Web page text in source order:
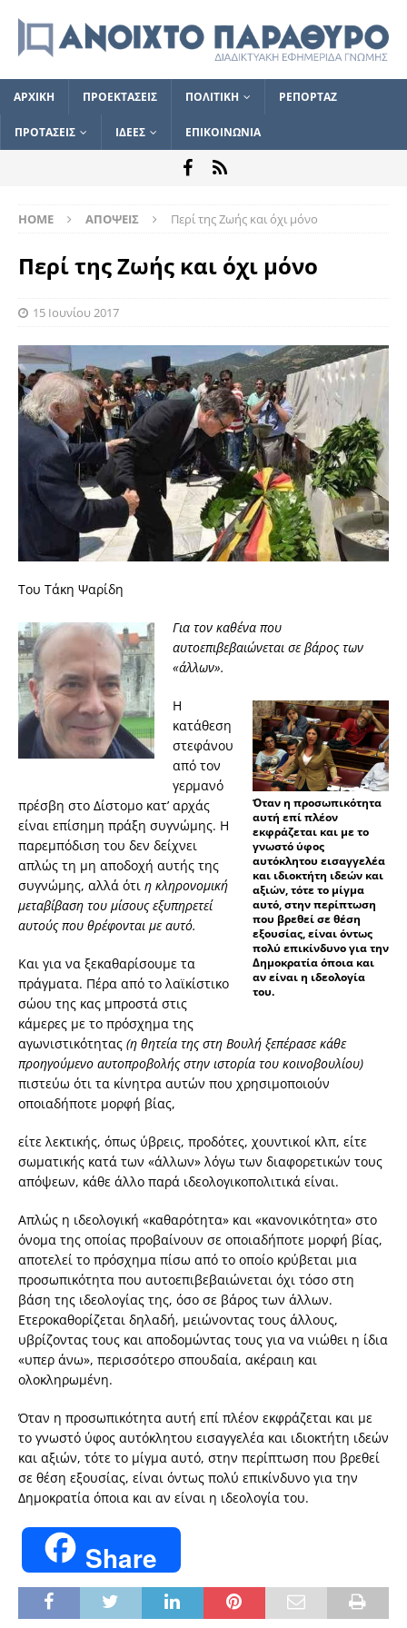
ΑΡΧΙΚΗ ΠΡΟΕΚΤΑΣΕΙΣ ΠΟΛΙΤΙΚΗ ΡΕΠΟΡΤΑΖ
ΠΡΟΤΑΣΕΙΣ ΙΔΕΕΣ ΕΠΙΚΟΙΝΩΝΙΑ
HOME ΑΠΟΨΕΙΣ Περί της Ζωής και όχι μόνο
Περί της Ζωής και όχι μόνο
15 Ιουνίου 2017
Toυ Τάκη Ψαρίδη
Για τον καθένα που
αυτοεπιβεβαιώνεται σε βάρος των
«άλλων».
Όταν η προσωπικότητα
αυτή επί πλέον
εκφράζεται και με το
γνωστό ύφος
αυτόκλητου εισαγγελέα
και ιδιοκτήτη ιδεών και
αξιών, τότε το μίγμα
αυτό, στην περίπτωση
που βρεθεί σε θέση
εξουσίας, είναι όντως
πολύ επικίνδυνο για την
Δημοκρατία όποια και
αν είναι η ιδεολογία
του.
Η
κατάθεση
στεφάνου
από τον
γερμανό
πρέσβη στο Δίστομο κατ’ αρχάς
είναι επίσημη πράξη συγνώμης. Η
παρεμπόδιση του δεν δείχνει
απλώς τη μη αποδοχή αυτής της
συγνώμης, αλλά ότι η κληρονομική
μεταβίβαση του μίσους εξυπηρετεί
αυτούς που θρέφονται με αυτό.
Και για να ξεκαθαρίσουμε τα
πράγματα. Πέρα από το λαϊκίστικο
σώου της κας μπροστά στις
κάμερες με το πρόσχημα της
αγωνιστικότητας (η θητεία της στη Βουλή ξεπέρασε κάθε
προηγούμενο αυτοπροβολής στην ιστορία του κοινοβουλίου)
πιστεύω ότι τα κίνητρα αυτών που χρησιμοποιούν
οποιαδήποτε μορφή βίας,
είτε λεκτικής, όπως ύβρεις, προδότες, χουντικοί κλπ, είτε
σωματικής κατά των «άλλων» λόγω των διαφορετικών τους
απόψεων, κάθε άλλο παρά ιδεολογικοπολιτικά είναι.
Απλώς η ιδεολογική «καθαρότητα» και «κανονικότητα» στο
όνομα της οποίας προβαίνουν σε οποιαδήποτε μορφή βίας,
αποτελεί το πρόσχημα πίσω από το οποίο κρύβεται μια
προσωπικότητα που αυτοεπιβεβαιώνεται όχι τόσο στη
βάση της ιδεολογίας της, όσο σε βάρος των άλλων.
Ετεροκαθορίζεται δηλαδή, μειώνοντας τους άλλους,
υβρίζοντας τους και αποδομώντας τους για να νιώθει η ίδια
«υπερ άνω», περισσότερο σπουδαία, ακέραιη και
ολοκληρωμένη.
Όταν η προσωπικότητα αυτή επί πλέον εκφράζεται και με
το γνωστό ύφος αυτόκλητου εισαγγελέα και ιδιοκτήτη ιδεών
και αξιών, τότε το μίγμα αυτό, στην περίπτωση που βρεθεί
σε θέση εξουσίας, είναι όντως πολύ επικίνδυνο για την
Δημοκρατία όποια και αν είναι η ιδεολογία του.
Share